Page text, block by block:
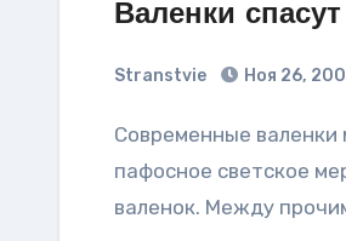
Валенки
Stranstvie Ноя 26,
Современные валенки можно носить не только в деревне, но и не стыдно надеть на
пафосное светское
валенок. Между